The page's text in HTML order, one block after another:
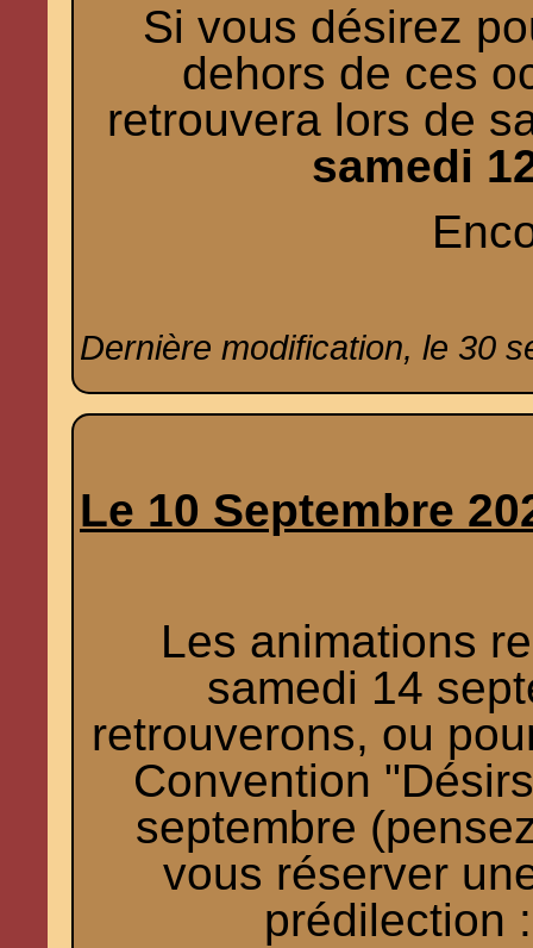
Si vous désirez
dehors de ces
retrouvera lors de
samedi
Dernière modification, le 30
Le 10 Septembre
Les animations
samedi 14
retrouverons, ou
Convention
septembre
vous réserver
prédilection